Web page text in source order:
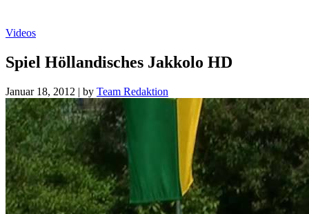
Videos
Spiel Höllandisches Jakkolo HD
Januar 18, 2012 | by Team Redaktion